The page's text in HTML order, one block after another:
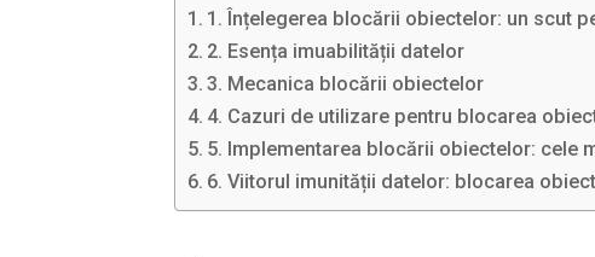
1. Înțelegerea blocării obiectelor: un scut
2. Esența imuabilității datelor
3. Mecanica blocării obiectelor
4. Cazuri de utilizare pentru blocarea
5. Implementarea blocării obiectelor: cele
6. Viitorul imunității datelor: blocarea